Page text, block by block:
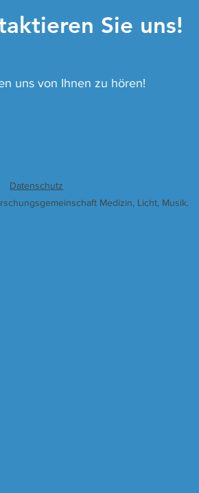
Sie uns!
uns von Ihnen zu hören!
Datenschutz
Medizin, Licht, Musik.